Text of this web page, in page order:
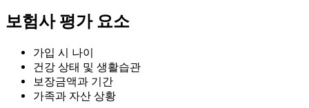
보험사 평가 요소
가입 시 나이
건강 상태 및 생활습관
보장금액과 기간
가족과 자산 상황